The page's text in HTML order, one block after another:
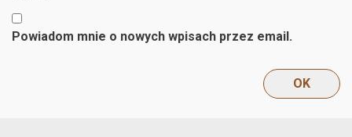
Powiadom mnie o nowych wpisach przez email.